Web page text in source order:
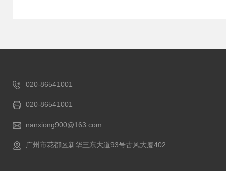
020-86541001
020-86541001
nanxiong900@163.com
广州市花都区新华三东大道93号古风大厦402